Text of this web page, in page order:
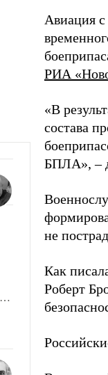
Авиация
РИА
«В
состава
БПЛА», –
не
Как
Роберт